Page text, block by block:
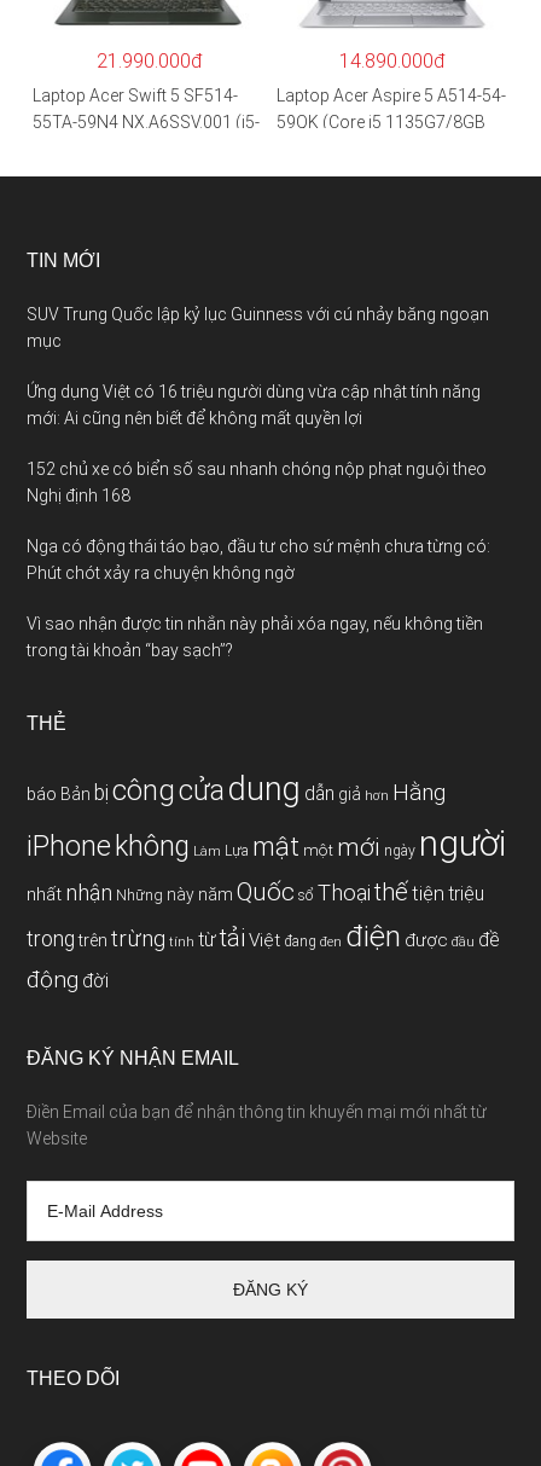
4GB/Win10) – Hàng chính
21.990.000đ
Laptop Acer Swift 5 SF514-
55TA-59N4 NX.A6SSV.001 (i5-
SSD/14″FHD_Touch/Win10/X
14.890.000đ
Laptop Acer Aspire 5 A514-54-
59QK (Core i5 1135G7/8GB
11/Vàng)
TIN MỚI
SUV Trung Quốc lập kỷ lục Guinness với cú nhảy băng ngoạn
mục
Ứng dụng Việt có 16 triệu người dùng vừa cập nhật tính năng
mới: Ai cũng nên biết để không mất quyền lợi
152 chủ xe có biển số sau nhanh chóng nộp phạt nguội theo
Nghị định 168
Nga có động thái táo bạo, đầu tư cho sứ mệnh chưa từng có:
Phút chót xảy ra chuyện không ngờ
Vì sao nhận được tin nhắn này phải xóa ngay, nếu không tiền
trong tài khoản “bay sạch”?
THẺ
báo Bản bị côngcửadung dẫn giả hơn Hằng
iPhone không Làm Lựa mật một mới ngày người
nhất nhận Những này năm Quốc sổ Thoạithếtiện triệu
trong trên trừng tính từtải Việt đang đen điện được đầu đề
động đời
ĐĂNG KÝ NHẬN EMAIL
Điền Email của bạn để nhận thông tin khuyến mại mới nhất từ
Website
THEO DÕI